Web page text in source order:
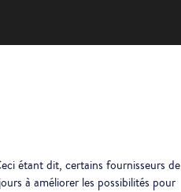
étant dit, certains fournisseurs de
à améliorer les possibilités pour